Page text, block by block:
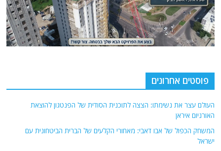
פוסטים אחרונים
העולם עצר את נשימתו: הצצה לתוכנית הסודית של הפנטגון להוצאת
האורניום איראן
המשחק הכפול של אבו דאבי: מאחורי הקלעים של הברית הביטחונית עם
ישראל